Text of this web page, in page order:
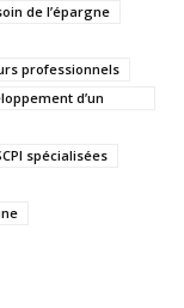
de l’épargne
professionnels
d’un
spécialisées